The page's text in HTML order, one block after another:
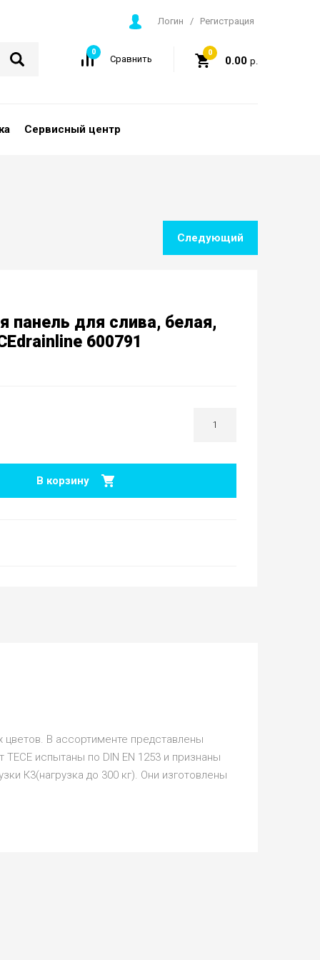
Логин / Регистрация
Сравнить
0 0
0.00 р.
Сервисный центр
Следующий
панель для слива, белая,
600791
В корзину
цветов. В ассортименте представлены
ТЕСЕ испытаны по DIN EN 1253 и признаны
К3(нагрузка до 300 кг). Они изготовлены